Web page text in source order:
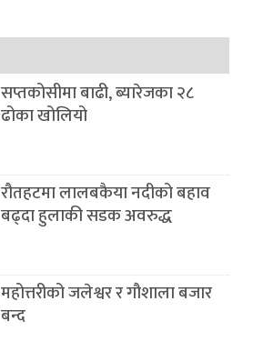
सप्तकोसीमा बाढी, ब्यारेजका २८
ढोका खोलियो
रौतहटमा लालबकैया नदीको बहाव
बढ्दा हुलाकी सडक अवरुद्ध
महोत्तरीको जलेश्वर र गौशाला बजार
बन्द